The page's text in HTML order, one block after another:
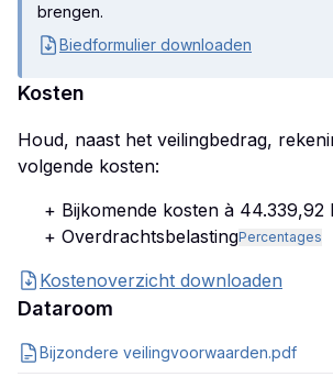
brengen.
Biedformulier downloaden
Kosten
Houd, naast het veilingbedrag,
volgende kosten:
+ Bijkomende kosten à 44.339,92
+ OverdrachtsbelastingPercentages
Kostenoverzicht downloaden
Dataroom
Bijzondere veilingvoorwaarden.pdf